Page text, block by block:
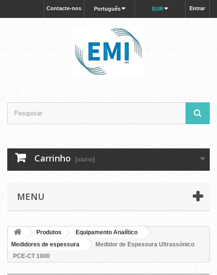
Entrar
EUR
Português
Contacte-nos
Carrinho (vazio)
MENU
Produtos
Equipamento Analítico
Medidores de espessura
Medidor de Espessura Ultrassónico
PCE-CT 1000